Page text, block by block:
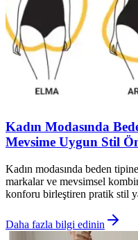
Kadın Modasında
Mevsime Uygun Stil
Kadın modasında beden
markalar ve mevsimsel
konforu birleştiren pratik stil
Daha fazla bilgi edinin